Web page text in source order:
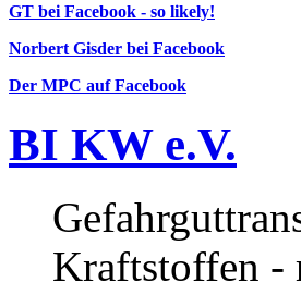
GT bei Facebook - so likely!
Norbert Gisder bei Facebook
Der MPC auf Facebook
BI KW e.V.
Kraftstoffen -